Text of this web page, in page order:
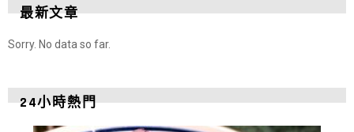
最新文章
Sorry. No data so far.
24小時熱門